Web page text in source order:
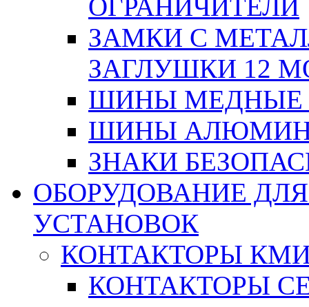
ОГРАНИЧИТЕЛИ
ЗАМКИ С
ЗАГЛУШКИ 12
ШИНЫ МЕДНЫЕ
ШИНЫ
ЗНАКИ
ОБОРУДОВАНИЕ
УСТАНОВОК
КОНТАКТОРЫ
КОНТАКТОРЫ